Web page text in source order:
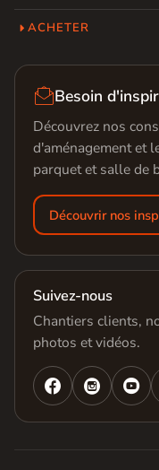
ACHETER
Besoin
Découvrez nos
d'aménagement et
parquet et salle de
Découvrir nos
Suivez-nous
Chantiers clients,
photos et vidéos.
  